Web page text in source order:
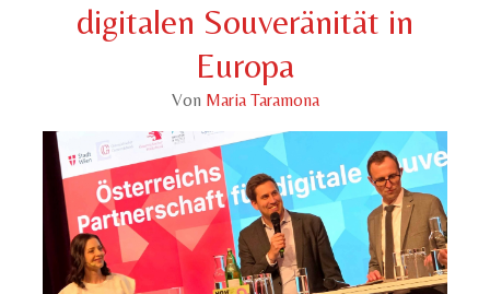
digitalen Souveränität in
Europa
Von Maria Taramona